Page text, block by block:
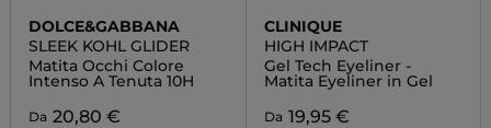
DOLCE&GABBANA
SLEEK KOHL GLIDER
Matita Occhi Colore
Intenso A Tenuta 10H
Da 20,80 €
CLINIQUE
HIGH IMPACT
Gel Tech Eyeliner -
Matita Eyeliner in Gel
Da 19,95 €